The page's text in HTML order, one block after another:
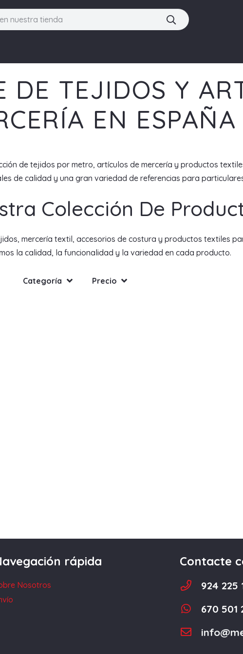
DE TEJIDOS Y
EN ESPAÑA
de tejidos por metro, artículos de mercería y productos
de calidad y una gran variedad de referencias para
Colección De
mercería textil, accesorios de costura y productos textiles
la calidad, la funcionalidad y la variedad en cada producto.
Categoría Precio
rápida
Nosotros
Contacte
924 225
670 501